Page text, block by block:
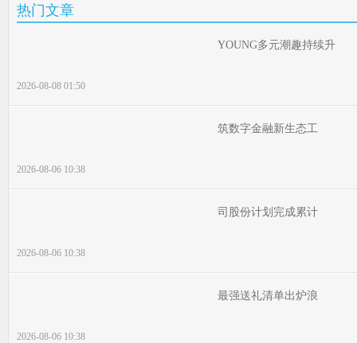
热门文章
YOUNG多元潮趣持续升
2026-08-08 01:50
筑数字金融新生态工
2026-08-06 10:38
司股份计划完成累计
2026-08-06 10:38
最强送礼清单出炉浪
2026-08-06 10:38